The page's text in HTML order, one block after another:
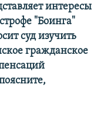
интересы
"Боинга"
суд изучить
гражданское